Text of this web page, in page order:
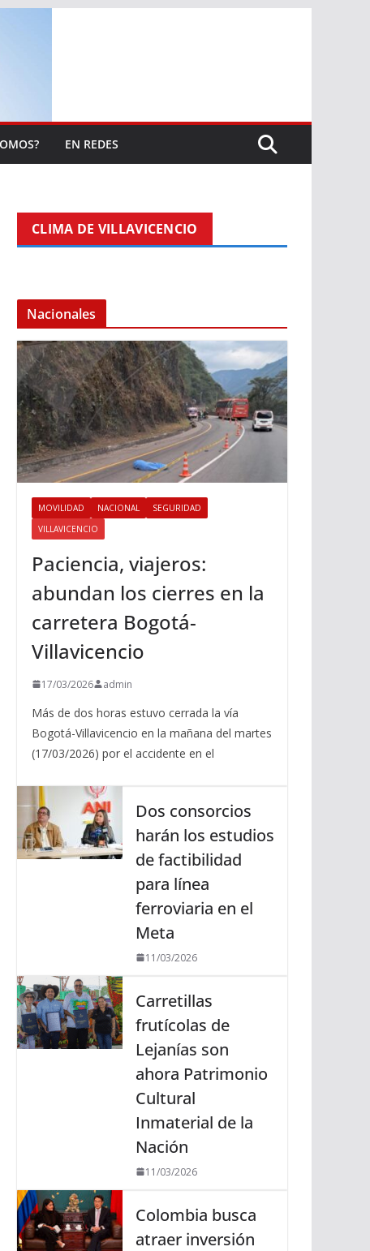
EN REDES
CLIMA DE VILLAVICENCIO
Nacionales
MOVILIDAD NACIONAL
SEGURIDAD
VILLAVICENCIO
Paciencia, viajeros:
abundan los cierres en la
carretera Bogotá-
Villavicencio
17/03/2026 admin
Más de dos horas estuvo cerrada la vía
Bogotá-Villavicencio en la mañana del martes
(17/03/2026) por el accidente en el
Dos consorcios
harán los estudios
de factibilidad
para línea
ferroviaria en el
Meta
11/03/2026
Carretillas
frutícolas de
Lejanías son
ahora Patrimonio
Cultural
Inmaterial de la
Nación
11/03/2026
Colombia busca
atraer inversión